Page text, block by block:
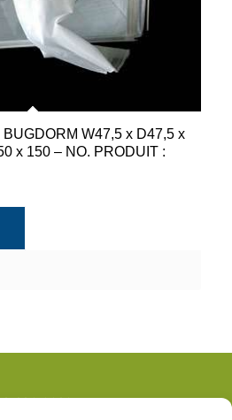
BUGDORM W47,5 x D47,5 x
x 150 – NO. PRODUIT :